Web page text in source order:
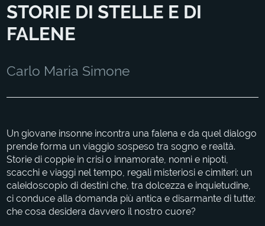
STORIE DI STELLE E DI
FALENE
Carlo Maria Simone
Un giovane insonne incontra una falena e da quel dialogo
prende forma un viaggio sospeso tra sogno e realtà.
Storie di coppie in crisi o innamorate, nonni e nipoti,
scacchi e viaggi nel tempo, regali misteriosi e cimiteri: un
caleidoscopio di destini che, tra dolcezza e inquietudine,
ci conduce alla domanda più antica e disarmante di tutte:
che cosa desidera davvero il nostro cuore?